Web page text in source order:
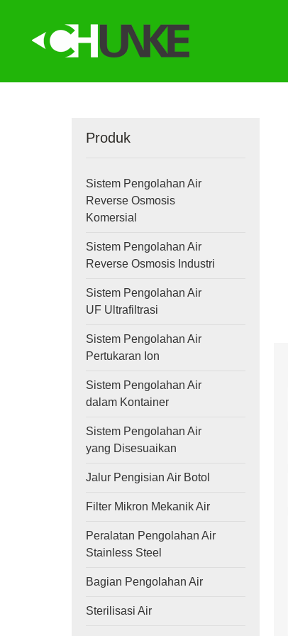
Produk
Sistem Pengolahan Air
Reverse Osmosis
Komersial
Sistem Pengolahan Air
Reverse Osmosis Industri
Sistem Pengolahan Air
UF Ultrafiltrasi
Sistem Pengolahan Air
Pertukaran Ion
Sistem Pengolahan Air
dalam Kontainer
Sistem Pengolahan Air
yang Disesuaikan
Jalur Pengisian Air Botol
Filter Mikron Mekanik Air
Peralatan Pengolahan Air
Stainless Steel
Bagian Pengolahan Air
Sterilisasi Air